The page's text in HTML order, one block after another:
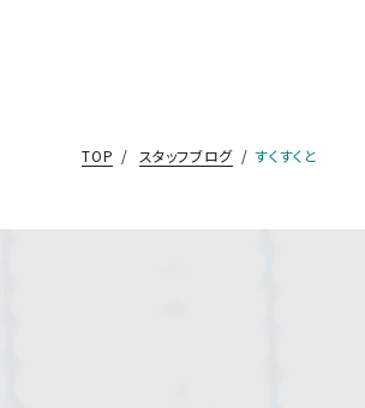
TOP スタッフブログ すくすくと